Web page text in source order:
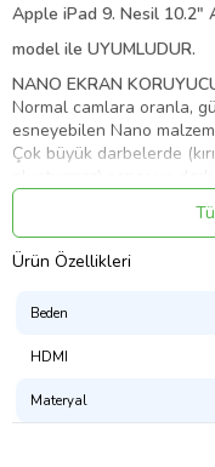
Apple iPad 9. Nesil 10.2"
model ile UYUMLUDUR.
NANO EKRAN
Normal camlara oranla,
esneyebilen Nano
Çok büyük darbelerde
Sürekli Koruyucu
Temperli cama göre daha
Dokunmatik
KENARLARI TAM
Bu durum cihazın
Ürün Özellikleri
Beden
HDMI
Materyal